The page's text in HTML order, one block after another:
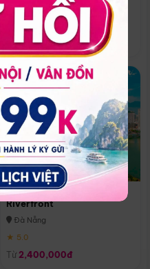
Quoc
Phú Quốc
★ 5.0
Melia Vinpearl Danang
Riverfront
Đà Nẵng
★ 5.0
Từ 2,400,000đ